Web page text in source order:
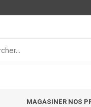
MAGASINER NOS